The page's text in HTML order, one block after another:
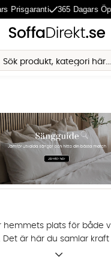
365 Dagars Öppet
hemmets plats för både
är här du samlar
Därför tycker vi att